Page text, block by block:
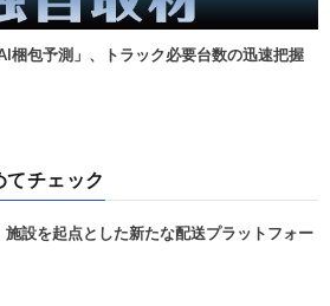
梱包予測」、トラック必要台数の迅速把握
てチェック
設を起点とした新たな配送プラットフォー